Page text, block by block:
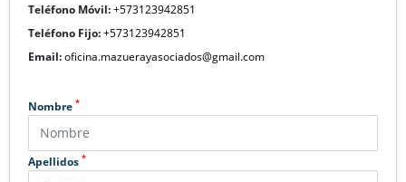
Teléfono Móvil:+573123942851
Teléfono Fijo:+573123942851
Email:oficina.mazuerayasociados@gmail.com
Nombre *
Apellidos *